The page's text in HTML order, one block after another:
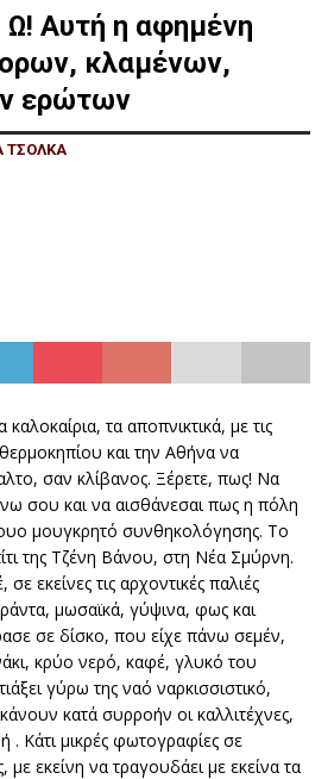
Ω! Αυτή η αφημένη
κλαμένων,
ερώτων
ΤΣΟΛΚΑ
τα αποπνικτικά, με τις
και την Αθήνα να
σαν κλίβανος. Ξέρετε, πως! Να
σου και να αισθάνεσαι πως η πόλη
μουγκρητό συνθηκολόγησης. Το
της Τζένη Βάνου, στη Νέα Σμύρνη.
εκείνες τις αρχοντικές παλιές
μωσαϊκά, γύψινα, φως και
σε δίσκο, που είχε πάνω σεμέν,
κρύο νερό, καφέ, γλυκό του
γύρω της ναό ναρκισσιστικό,
κατά συρροήν οι καλλιτέχνες,
. Κάτι μικρές φωτογραφίες σε
με εκείνη να τραγουδάει με εκείνα τα